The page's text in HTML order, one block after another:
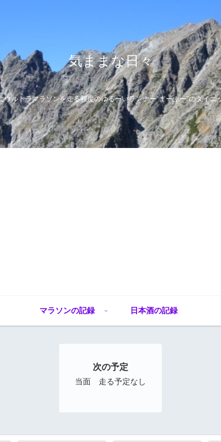
気ままな日々
ウルトラマラソンを走る程度のゆるーいランナー”まーぶー”のダイエ
マラソンの記録 日本酒の記録
次の予定
当面 走る予定なし